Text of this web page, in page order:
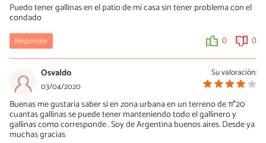
Puedo tener gallinas en el patio de mi casa sin tener problema con el
condado
Responder 0 0
Su valoración:
Osvaldo
03/04/2020
Buenas me gustaría saber si en zona urbana en un terreno de 11*20
cuantas gallinas se puede tener manteniendo todo el gallinero y
gallinas como corresponde . Soy de Argentina buenos aires. Desde ya
muchas gracias